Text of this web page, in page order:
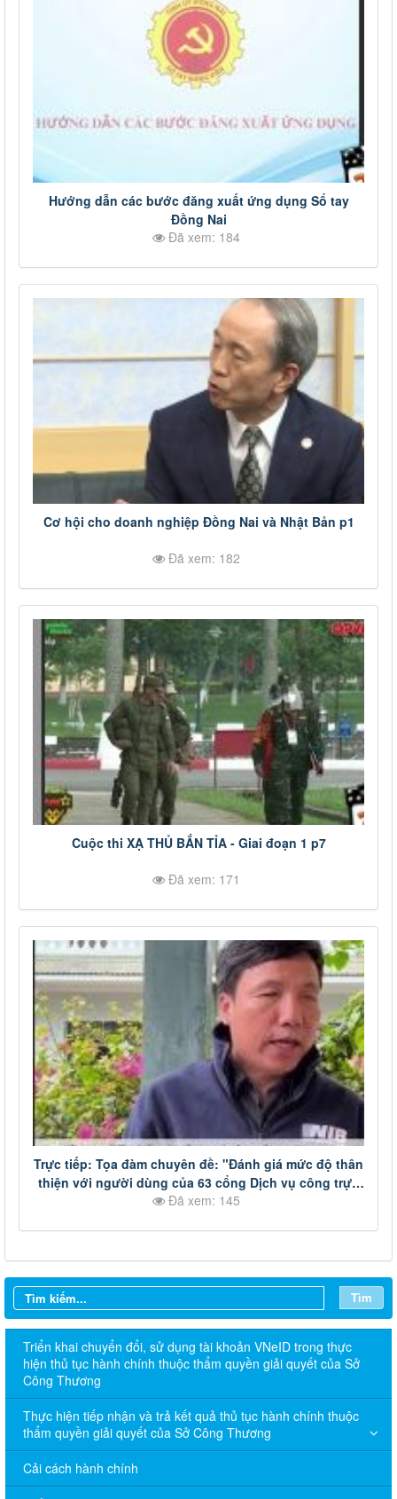
Hướng dẫn các bước đăng xuất ứng dụng Sổ tay
Đồng Nai
Đã xem: 184
Cơ hội cho doanh nghiệp Đồng Nai và Nhật Bản p1
Đã xem: 182
Cuộc thi XẠ THỦ BẮN TỈA - Giai đoạn 1 p7
Đã xem: 171
Trực tiếp: Tọa đàm chuyên đề: "Đánh giá mức độ thân
thiện với người dùng của 63 cổng Dịch vụ công trực
tuyến cấp tỉnh lần thứ nhất, năm 2023" p1
Đã xem: 145
Tìm
Triển khai chuyển đổi, sử dụng tài khoản VNeID trong thực
hiện thủ tục hành chính thuộc thẩm quyền giải quyết của Sở
Công Thương
Thực hiện tiếp nhận và trả kết quả thủ tục hành chính thuộc
thẩm quyền giải quyết của Sở Công Thương
Cải cách hành chính